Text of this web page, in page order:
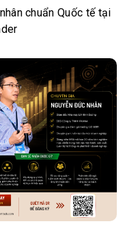
chuẩn Quốc tế tại